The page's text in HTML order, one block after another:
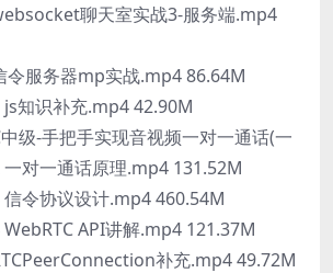
聊天室实战3-服务端.mp4
服务器mp实战.mp4 86.64M
知识补充.mp4 42.90M
级-手把手实现音视频一对一通话(一
对一通话原理.mp4 131.52M
令协议设计.mp4 460.54M
API讲解.mp4 121.37M
补充.mp4 49.72M